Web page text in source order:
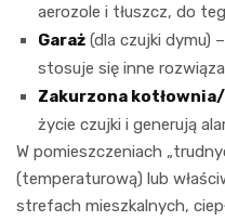
aerozole i tłuszcz, do
Garaż (dla czujki dymu)
stosuje się inne
Zakurzona
życie czujki i generują
W pomieszczeniach
(temperaturową) lub
strefach mieszkalnych,